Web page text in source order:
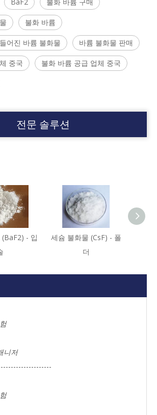
불화 바륨
어진 바륨 불화물 바륨 불화물 판매
중국 불화 바륨 공급 업체 중국
전문 솔루션
- 입
세슘 불화물 (CsF) - 폴
더
니저